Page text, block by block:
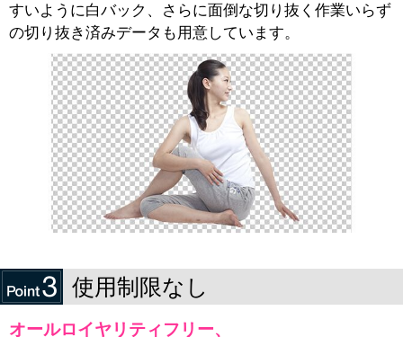
すいように白バック、さらに面倒な切り抜く作業いらず
の切り抜き済みデータも用意しています。
使用制限なし
オールロイヤリティフリー、